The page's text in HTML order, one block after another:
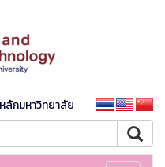
ลักมหาวิทยาลัย